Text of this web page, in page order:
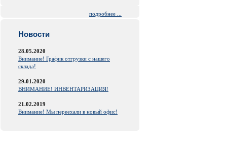
подробнее ...
Новости
28.05.2020
Внимание! График отгрузки с нашего
склада!
29.01.2020
ВНИМАНИЕ! ИНВЕНТАРИЗАЦИЯ!
21.02.2019
Внимание! Мы переехали в новый офис!